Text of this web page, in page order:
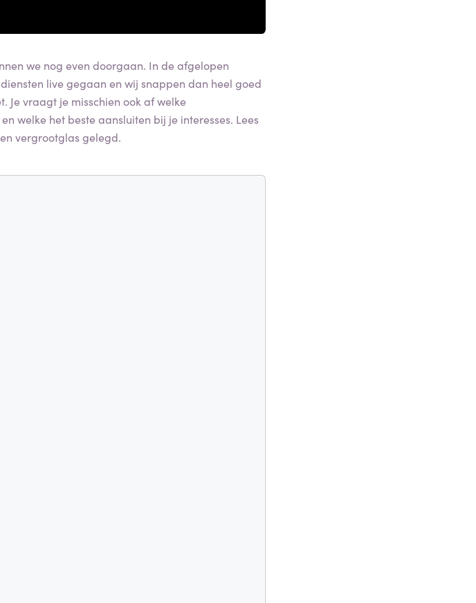
we nog even doorgaan. In de afgelopen
live gegaan en wij snappen dan heel goed
Je vraagt je misschien ook af welke
welke het beste aansluiten bij je interesses. Lees
vergrootglas gelegd.